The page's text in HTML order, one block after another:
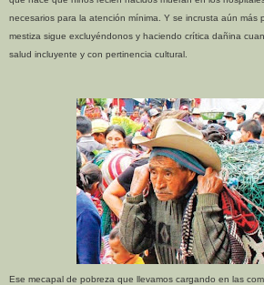
necesarios para la atención mínima. Y se incrusta aún más
mestiza sigue excluyéndonos y haciendo crítica dañina
salud incluyente y con pertinencia cultural.
Ese mecapal de pobreza que llevamos cargando en las